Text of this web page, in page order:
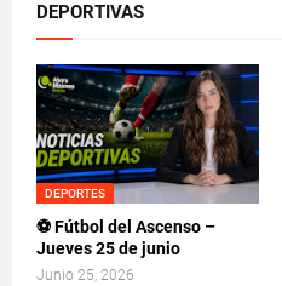
DEPORTIVAS
DEPORTES
⚽ Fútbol del Ascenso –
Jueves 25 de junio
Junio 25, 2026